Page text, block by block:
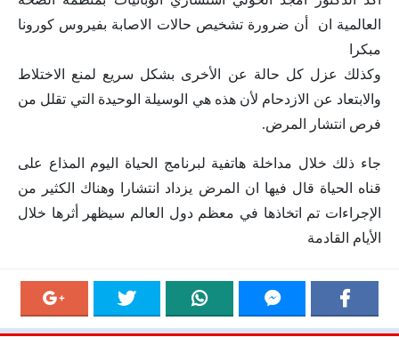
العالمية ان أن ضرورة تشخيص حالات الاصابة بفيروس كورونا
مبكرا
وكذلك عزل كل حالة عن الأخرى بشكل سريع لمنع الاختلاط
والابتعاد عن الازدحام لأن هذه هي الوسيلة الوحيدة التي تقلل من
فرص انتشار المرض.
جاء ذلك خلال مداخلة هاتفية لبرنامج الحياة اليوم المذاع على
قناه الحياة قال فيها ان المرض يزداد انتشارا وهناك الكثير من
الإجراءات تم اتخاذها في معظم دول العالم سيظهر أثرها خلال
الأيام القادمة